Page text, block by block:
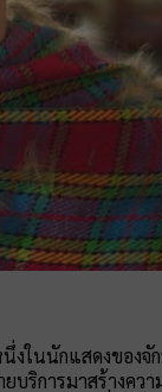
งในนักแสดงของจั
บริการมาสร้างคว